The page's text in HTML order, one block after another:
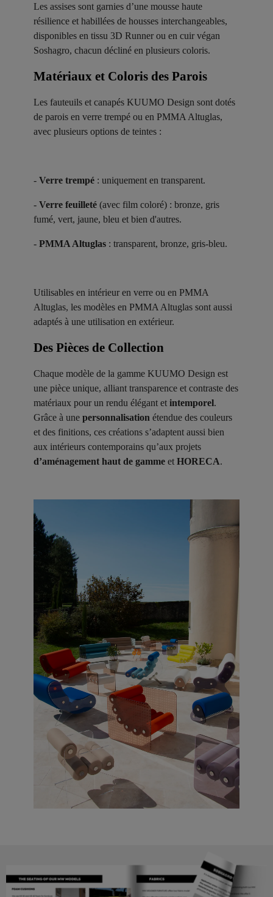
Les assises sont garnies d’une mousse haute
résilience et habillées de housses interchangeables,
disponibles en tissu 3D Runner ou en cuir végan
Soshagro, chacun décliné en plusieurs coloris.
Matériaux et Coloris des Parois ​
Les fauteuils et canapés KUUMO Design sont dotés
de parois en verre trempé ou en PMMA Altuglas,
avec plusieurs options de teintes :
- Verre trempé : uniquement en transparent.
- Verre feuilleté (avec film coloré) : bronze, gris
fumé, vert, jaune, bleu et bien d'autres.
- PMMA Altuglas : transparent, bronze, gris-bleu.
Utilisables en intérieur en verre ou en PMMA
Altuglas, les modèles en PMMA Altuglas sont aussi
adaptés à une utilisation en extérieur.
Des Pièces de Collection ​
Chaque modèle de la gamme KUUMO Design est
une pièce unique, alliant transparence et contraste des
matériaux pour un rendu élégant et intemporel.
Grâce à une personnalisation étendue des couleurs
et des finitions, ces créations s’adaptent aussi bien
aux intérieurs contemporains qu’aux projets
d’aménagement haut de gamme et HORECA.